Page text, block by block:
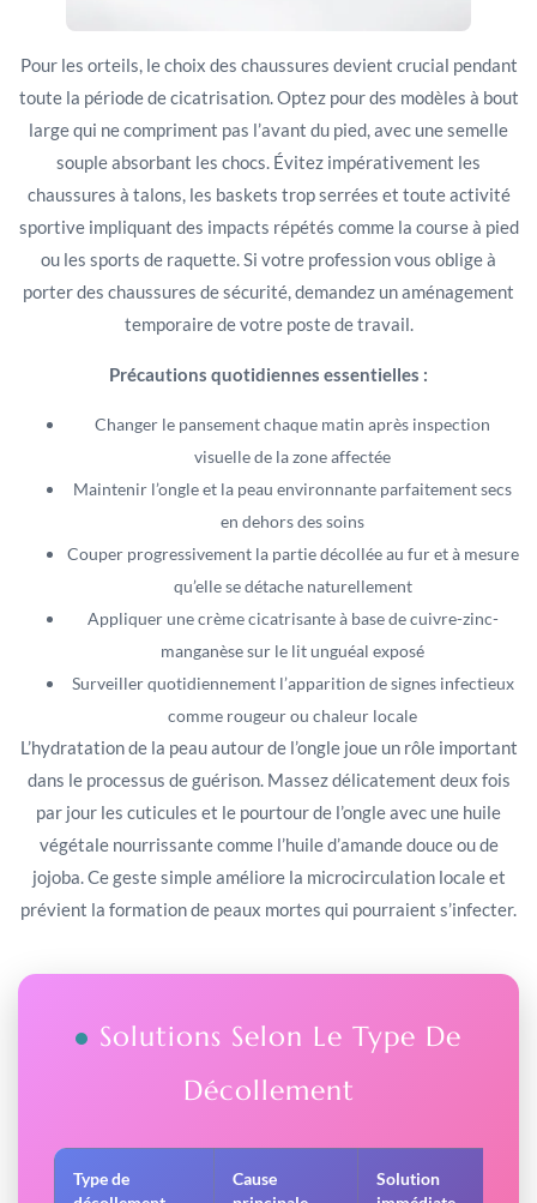
Pour les orteils, le choix des chaussures devient crucial pendant
toute la période de cicatrisation. Optez pour des modèles à bout
large qui ne compriment pas l’avant du pied, avec une semelle
souple absorbant les chocs. Évitez impérativement les
chaussures à talons, les baskets trop serrées et toute activité
sportive impliquant des impacts répétés comme la course à pied
ou les sports de raquette. Si votre profession vous oblige à
porter des chaussures de sécurité, demandez un aménagement
temporaire de votre poste de travail.
Précautions quotidiennes essentielles :
Changer le pansement chaque matin après inspection
visuelle de la zone affectée
Maintenir l’ongle et la peau environnante parfaitement secs
en dehors des soins
Couper progressivement la partie décollée au fur et à mesure
qu’elle se détache naturellement
Appliquer une crème cicatrisante à base de cuivre-zinc-
manganèse sur le lit unguéal exposé
Surveiller quotidiennement l’apparition de signes infectieux
comme rougeur ou chaleur locale
L’hydratation de la peau autour de l’ongle joue un rôle important
dans le processus de guérison. Massez délicatement deux fois
par jour les cuticules et le pourtour de l’ongle avec une huile
végétale nourrissante comme l’huile d’amande douce ou de
jojoba. Ce geste simple améliore la microcirculation locale et
prévient la formation de peaux mortes qui pourraient s’infecter.
Solutions Selon Le Type De
Décollement
Type de
Cause
Solution